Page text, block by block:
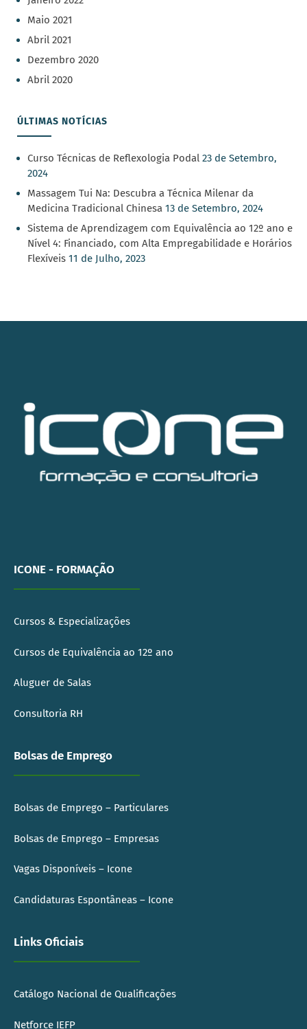
Maio 2021
Abril 2021
Dezembro 2020
Abril 2020
ÚLTIMAS NOTÍCIAS
Curso Técnicas de Reflexologia Podal 23 de Setembro,
2024
Massagem Tui Na: Descubra a Técnica Milenar da
Medicina Tradicional Chinesa 13 de Setembro, 2024
Sistema de Aprendizagem com Equivalência ao 12º ano e
Nível 4: Financiado, com Alta Empregabilidade e Horários
Flexíveis 11 de Julho, 2023
ICONE - FORMAÇÃO
Cursos & Especializações
Cursos de Equivalência ao 12º ano
Aluguer de Salas
Consultoria RH
Bolsas de Emprego
Bolsas de Emprego – Particulares
Bolsas de Emprego – Empresas
Vagas Disponíveis – Icone
Candidaturas Espontâneas – Icone
Links Oficiais
Catálogo Nacional de Qualificações
Netforce IEFP